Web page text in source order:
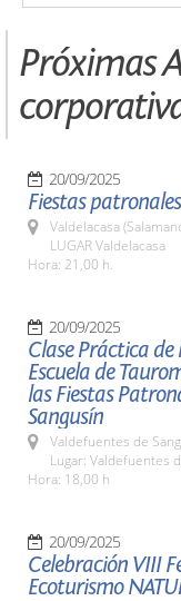
Próximas
20/09/2025
Fiestas
Valdelacasa
LUGAR Valdelacasa
Hora: 21,00 h.
20/09/2025
Clase Práctica
Escuela de
las Fiestas
Sangusín
Valdefuentes de
Lugar: Valdefuentes
Hora: 18,00 h
20/09/2025
Celebración VIII
Ecoturismo